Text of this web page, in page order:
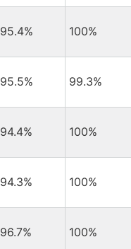
95.4% 100%
95.5% 99.3%
94.4% 100%
94.3% 100%
96.7% 100%